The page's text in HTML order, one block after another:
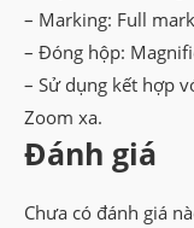
– Marking: Full
– Đóng hộp:
– Sử dụng kết hợp
Zoom xa.
Đánh giá
Chưa có đánh giá